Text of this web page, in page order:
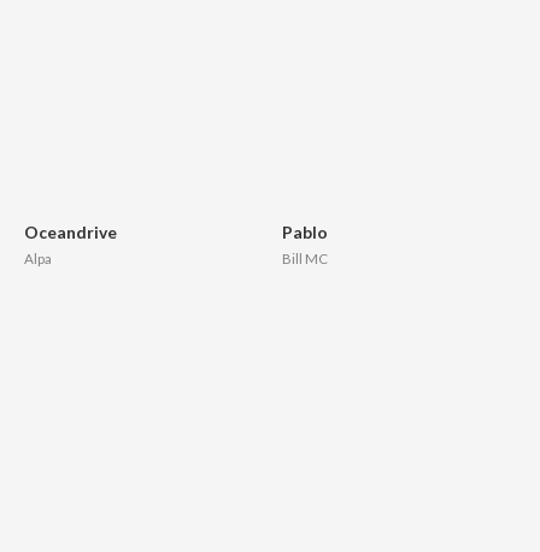
Oceandrive
Alpa
Pablo
Bill MC